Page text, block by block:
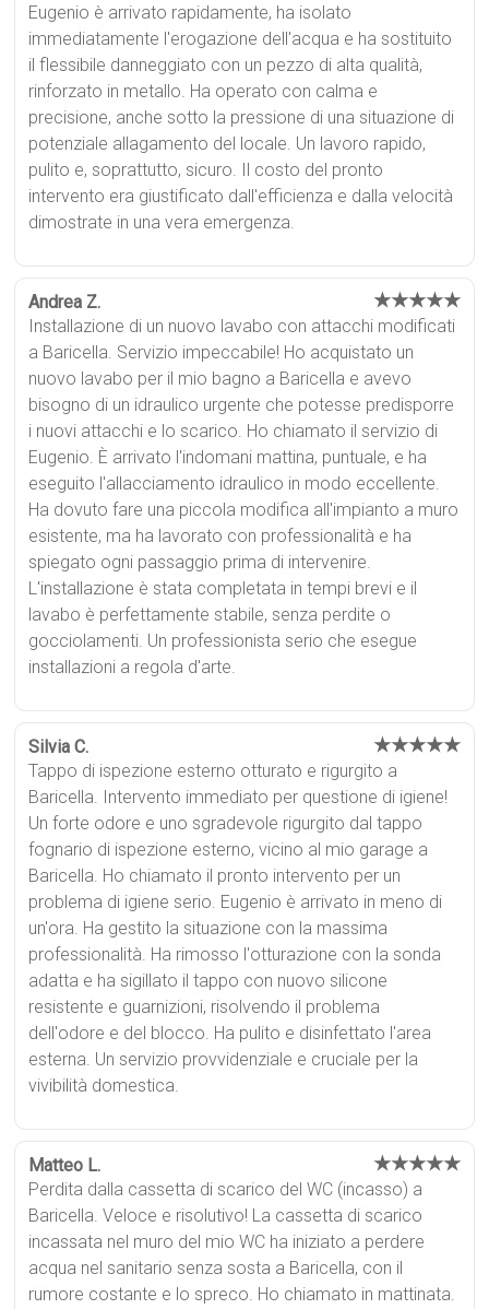
Eugenio è arrivato rapidamente, ha isolato
immediatamente l'erogazione dell'acqua e ha sostituito
il flessibile danneggiato con un pezzo di alta qualità,
rinforzato in metallo. Ha operato con calma e
precisione, anche sotto la pressione di una situazione di
potenziale allagamento del locale. Un lavoro rapido,
pulito e, soprattutto, sicuro. Il costo del pronto
intervento era giustificato dall'efficienza e dalla velocità
dimostrate in una vera emergenza.
Andrea Z. ★★★★★
Installazione di un nuovo lavabo con attacchi modificati
a Baricella. Servizio impeccabile! Ho acquistato un
nuovo lavabo per il mio bagno a Baricella e avevo
bisogno di un idraulico urgente che potesse predisporre
i nuovi attacchi e lo scarico. Ho chiamato il servizio di
Eugenio. È arrivato l'indomani mattina, puntuale, e ha
eseguito l'allacciamento idraulico in modo eccellente.
Ha dovuto fare una piccola modifica all'impianto a muro
esistente, ma ha lavorato con professionalità e ha
spiegato ogni passaggio prima di intervenire.
L'installazione è stata completata in tempi brevi e il
lavabo è perfettamente stabile, senza perdite o
gocciolamenti. Un professionista serio che esegue
installazioni a regola d'arte.
Silvia C. ★★★★★
Tappo di ispezione esterno otturato e rigurgito a
Baricella. Intervento immediato per questione di igiene!
Un forte odore e uno sgradevole rigurgito dal tappo
fognario di ispezione esterno, vicino al mio garage a
Baricella. Ho chiamato il pronto intervento per un
problema di igiene serio. Eugenio è arrivato in meno di
un'ora. Ha gestito la situazione con la massima
professionalità. Ha rimosso l'otturazione con la sonda
adatta e ha sigillato il tappo con nuovo silicone
resistente e guarnizioni, risolvendo il problema
dell'odore e del blocco. Ha pulito e disinfettato l'area
esterna. Un servizio provvidenziale e cruciale per la
vivibilità domestica.
Matteo L. ★★★★★
Perdita dalla cassetta di scarico del WC (incasso) a
Baricella. Veloce e risolutivo! La cassetta di scarico
incassata nel muro del mio WC ha iniziato a perdere
acqua nel sanitario senza sosta a Baricella, con il
rumore costante e lo spreco. Ho chiamato in mattinata.